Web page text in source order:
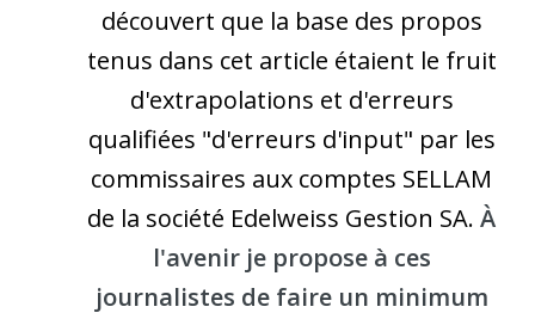
découvert que la base des propos
tenus dans cet article étaient le fruit
d'extrapolations et d'erreurs
qualifiées "d'erreurs d'input" par les
commissaires aux comptes SELLAM
de la société Edelweiss Gestion SA. À
l'avenir je propose à ces
journalistes de faire un minimum